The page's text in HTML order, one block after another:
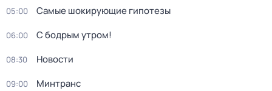
05:00 Самые шoкиpующие гипотезы
06:00 С бодрым утром!
08:30 Новости
09:00 Минтранс